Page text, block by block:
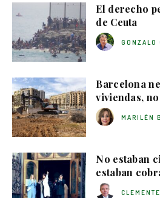
El derecho
de Ceuta
GONZALO
Barcelona
viviendas,
MARILÉN
No estaban
estaban